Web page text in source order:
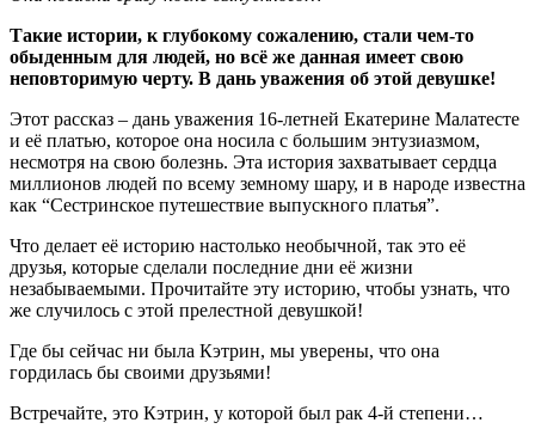
Такие истории, к глубокому сожалению, стали чем-то
обыденным для людей, но всё же данная имеет свою
неповторимую черту. В дань уважения об этой девушке!
Этот рассказ – дань уважения 16-летней Екатерине Малатесте
и её платью, которое она носила с большим энтузиазмом,
несмотря на свою болезнь. Эта история захватывает сердца
миллионов людей по всему земному шару, и в народе известна
как “Сестринское путешествие выпускного платья”.
Что делает её историю настолько необычной, так это её
друзья, которые сделали последние дни её жизни
незабываемыми. Прочитайте эту историю, чтобы узнать, что
же случилось с этой прелестной девушкой!
Где бы сейчас ни была Кэтрин, мы уверены, что она
гордилась бы своими друзьями!
Встречайте, это Кэтрин, у которой был рак 4-й степени…